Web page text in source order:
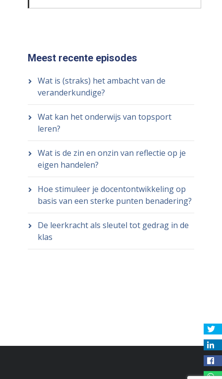
Meest recente episodes
Wat is (straks) het ambacht van de
veranderkundige?
Wat kan het onderwijs van topsport
leren?
Wat is de zin en onzin van reflectie op je
eigen handelen?
Hoe stimuleer je docentontwikkeling op
basis van een sterke punten benadering?
De leerkracht als sleutel tot gedrag in de
klas